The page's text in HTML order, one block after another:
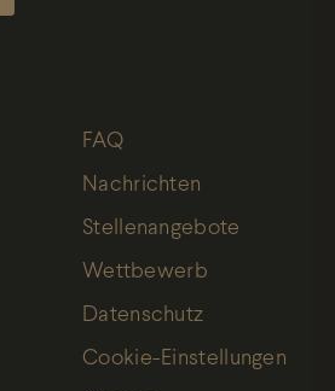
FAQ
Nachrichten
Stellenangebote
Wettbewerb
Datenschutz
Cookie-Einstellungen